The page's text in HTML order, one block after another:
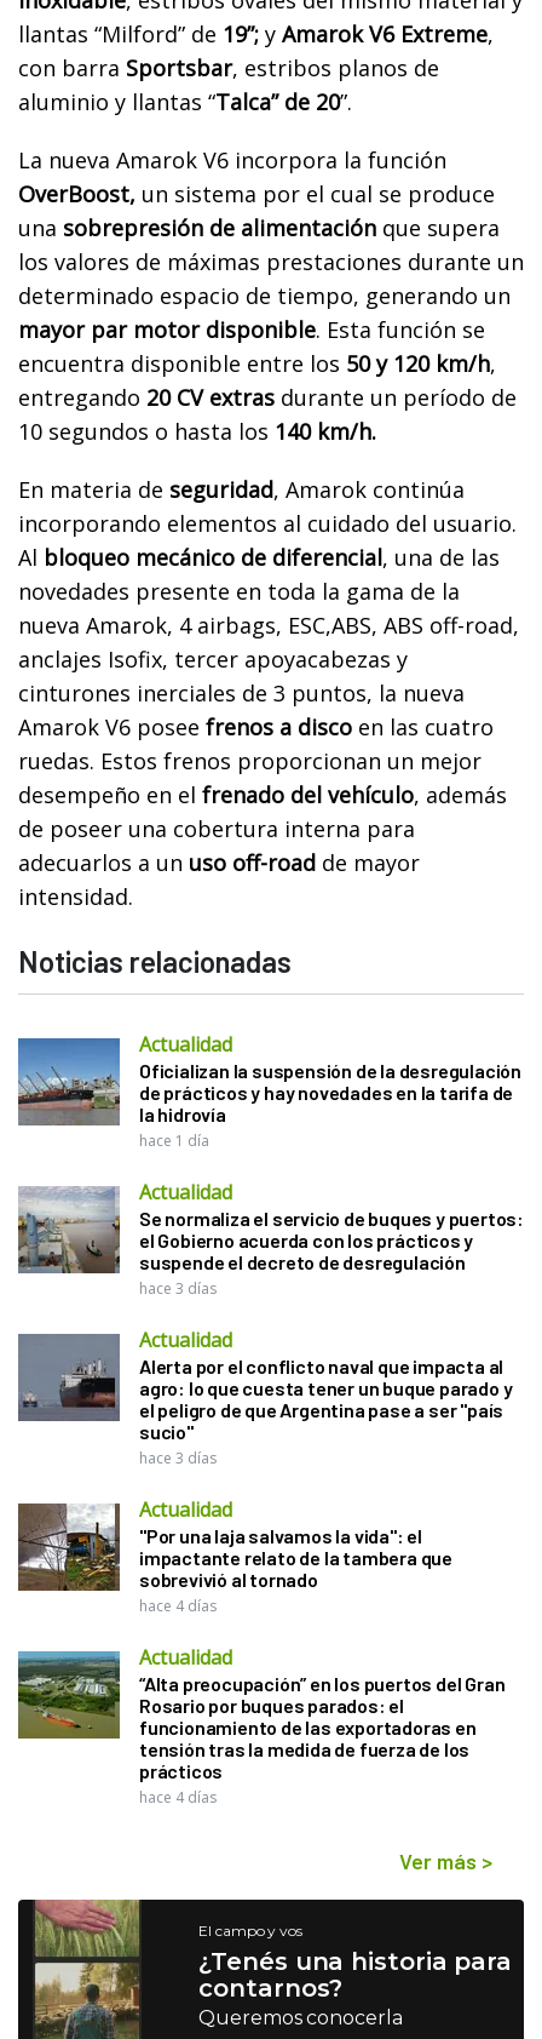
llantas “Milford” de 19”; y Amarok V6 Extreme,
con barra Sportsbar, estribos planos de
aluminio y llantas “Talca” de 20”.
La nueva Amarok V6 incorpora la función
OverBoost, un sistema por el cual se produce
una sobrepresión de alimentación que supera
los valores de máximas prestaciones durante un
determinado espacio de tiempo, generando un
mayor par motor disponible. Esta función se
encuentra disponible entre los 50 y 120 km/h,
entregando 20 CV extras durante un período de
10 segundos o hasta los 140 km/h.
En materia de seguridad, Amarok continúa
incorporando elementos al cuidado del usuario.
Al bloqueo mecánico de diferencial, una de las
novedades presente en toda la gama de la
nueva Amarok, 4 airbags, ESC,ABS, ABS off-road,
anclajes Isofix, tercer apoyacabezas y
cinturones inerciales de 3 puntos, la nueva
Amarok V6 posee frenos a disco en las cuatro
ruedas. Estos frenos proporcionan un mejor
desempeño en el frenado del vehículo, además
de poseer una cobertura interna para
adecuarlos a un uso off-road de mayor
intensidad.
Noticias relacionadas
Actualidad
Oficializan la suspensión de la desregulación
de prácticos y hay novedades en la tarifa de
la hidrovía
hace 1 día
Actualidad
Se normaliza el servicio de buques y puertos:
el Gobierno acuerda con los prácticos y
suspende el decreto de desregulación
hace 3 días
Actualidad
Alerta por el conflicto naval que impacta al
agro: lo que cuesta tener un buque parado y
el peligro de que Argentina pase a ser "país
sucio"
hace 3 días
Actualidad
"Por una laja salvamos la vida": el
impactante relato de la tambera que
sobrevivió al tornado
hace 4 días
Actualidad
“Alta preocupación” en los puertos del Gran
Rosario por buques parados: el
funcionamiento de las exportadoras en
tensión tras la medida de fuerza de los
prácticos
hace 4 días
Ver más >
El campo y vos
¿Tenés una historia para
contarnos?
Queremos conocerla